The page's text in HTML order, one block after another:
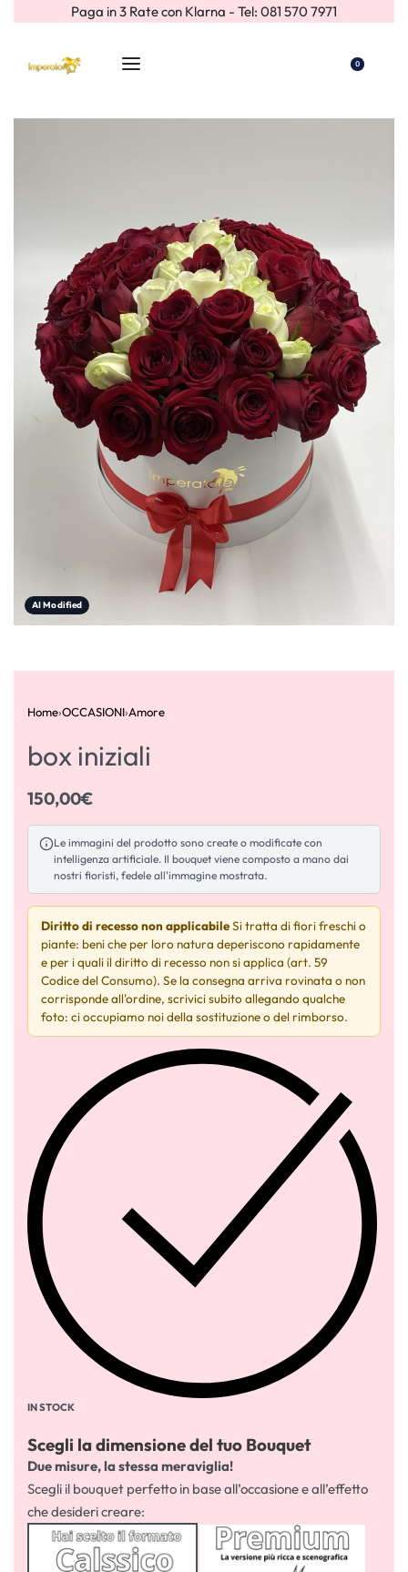
Paga in 3 Rate con Klarna - Tel: 081 570 7971
0
AI Modified
Home›OCCASIONI›Amore
box iniziali
150,00€
Le immagini del prodotto sono create o modificate con
intelligenza artificiale. Il bouquet viene composto a mano dai
nostri fioristi, fedele all'immagine mostrata.
Diritto di recesso non applicabileSi tratta di fiori freschi o
piante: beni che per loro natura deperiscono rapidamente
e per i quali il diritto di recesso non si applica (art. 59
Codice del Consumo). Se la consegna arriva rovinata o non
corrisponde all'ordine, scrivici subito allegando qualche
foto: ci occupiamo noi della sostituzione o del rimborso.
IN STOCK
Scegli la dimensione del tuo Bouquet
Due misure, la stessa meraviglia!
Scegli il bouquet perfetto in base all’occasione e all’effetto
che desideri creare: